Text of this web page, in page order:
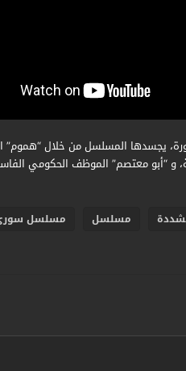
يجسدها المسلسل من خلال “هموم”
و “أبو معتصم” الموظف الحكومي
مسلسل مسلسل